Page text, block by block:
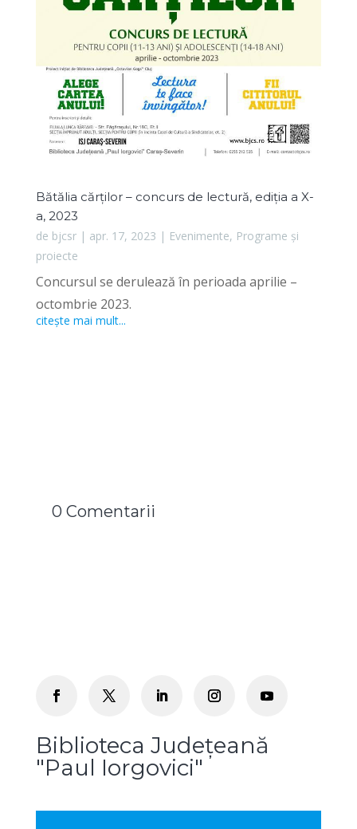
Bătălia cărților – concurs de lectură, ediția a X-
a, 2023
de bjcsr| apr. 17, 2023 | Evenimente, Programe și
proiecte
Concursul se derulează în perioada aprilie –
octombrie 2023.
citește mai mult...
0 Comentarii
Biblioteca Județeană
"Paul Iorgovici"